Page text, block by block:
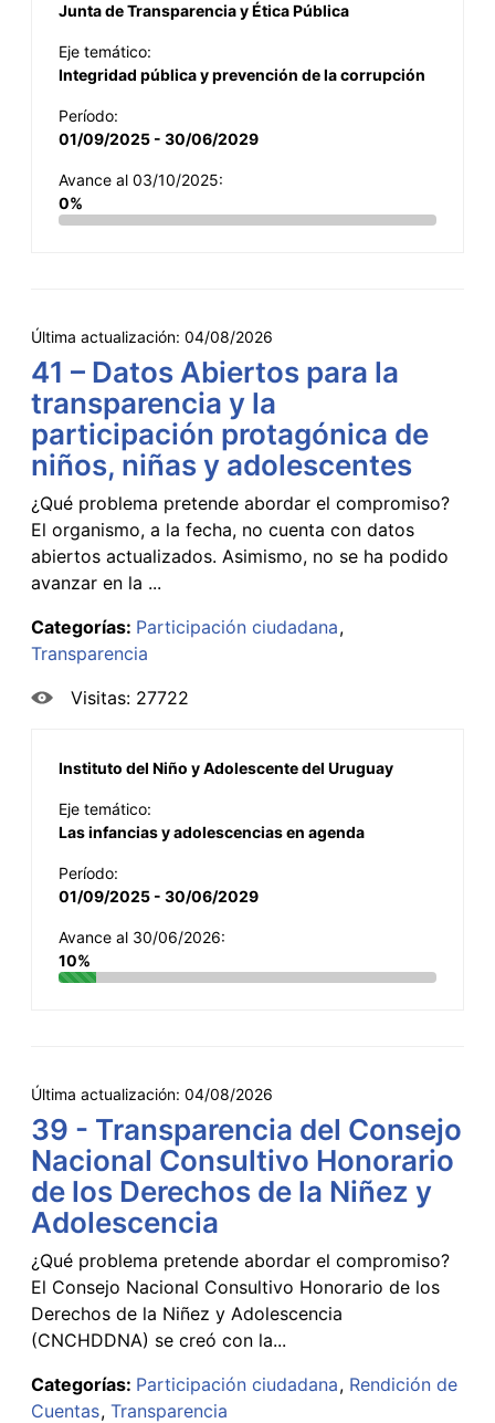
Junta de Transparencia y Ética Pública
Eje temático:
Integridad pública y prevención de la corrupción
Período:
01/09/2025 - 30/06/2029
Avance al 03/10/2025:
0%
Última actualización: 04/08/2026
41 – Datos Abiertos para la
transparencia y la
participación protagónica de
niños, niñas y adolescentes
¿Qué problema pretende abordar el compromiso?
El organismo, a la fecha, no cuenta con datos
abiertos actualizados. Asimismo, no se ha podido
avanzar en la ...
Categorías: Participación ciudadana
Transparencia
Visitas: 27722
Instituto del Niño y Adolescente del Uruguay
Eje temático:
Las infancias y adolescencias en agenda
Período:
01/09/2025 - 30/06/2029
Avance al 30/06/2026:
10%
Última actualización: 04/08/2026
39 - Transparencia del Consejo
Nacional Consultivo Honorario
de los Derechos de la Niñez y
Adolescencia
¿Qué problema pretende abordar el compromiso?
El Consejo Nacional Consultivo Honorario de los
Derechos de la Niñez y Adolescencia
(CNCHDDNA) se creó con la...
Categorías: Participación ciudadana Rendición de
Cuentas Transparencia